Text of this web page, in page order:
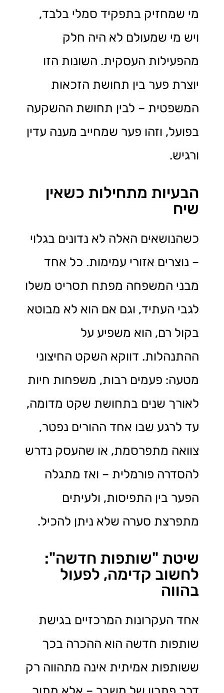
מי שמחזיק בתפקיד סמלי בלבד,
ויש מי שמעולם לא היה חלק
מהפעילות העסקית. השונות הזו
יוצרת פער בין תחושת הזכאות
המשפטית – לבין תחושת ההשקעה
בפועל, וזהו פער שמחייב מענה עדין
ורגיש.
הבעיות מתחילות כשאין
שיח
כשהנושאים האלה לא נדונים בגלוי
– נוצרים אזורי עמימות. כל אחד
מבני המשפחה מפתח תסריט משלו
לגבי העתיד, וגם אם הוא לא מבוטא
בקול רם, הוא משפיע על
ההתנהלות. דווקא השקט החיצוני
מטעה: פעמים רבות, משפחות חיות
לאורך שנים בתחושת שקט מדומה,
עד לרגע שבו אחד ההורים נפטר,
צוואה מתפרסמת, או שהעסק נדרש
להסדרה פורמלית – ואז מתגלה
הפער בין התפיסות, ולעיתים
מתפרצת סערה שלא ניתן להכיל.
שיטת "שותפות חדשה":
לחשוב קדימה, לפעול
בהווה
אחד העקרונות המרכזיים בגישת
שותפות חדשה הוא ההכרה בכך
ששותפות אמיתית אינה מתהווה רק